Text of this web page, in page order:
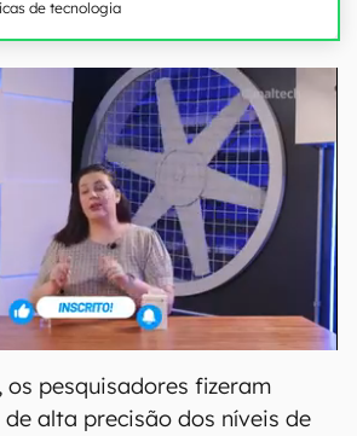
de tecnologia
os pesquisadores fizeram
alta precisão dos níveis de